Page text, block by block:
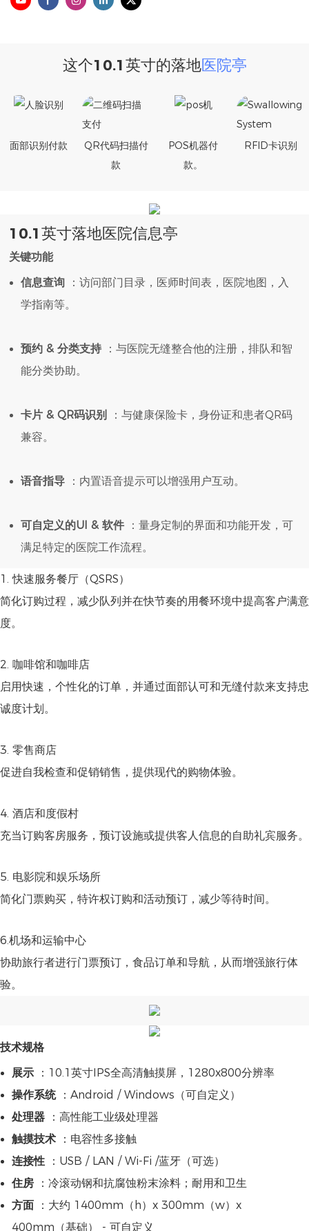
这个10.1英寸的落地医院亭
面部识别付款
QR代码扫描付
款
POS机器付
款。
RFID卡识别
10.1英寸落地医院信息亭
关键功能
信息查询
：访问部门目录，医师时间表，医院地图，入
学指南等。
预约 & 分类支持
：与医院无缝整合他的注册，排队和智
能分类协助。
卡片 & QR码识别
：与健康保险卡，身份证和患者QR码
兼容。
语音指导 ：内置语音提示可以增强用户互动。
可自定义的UI & 软件
：量身定制的界面和功能开发，可
满足特定的医院工作流程。
1. 快速服务餐厅（QSRS）
简化订购过程，减少队列并在快节奏的用餐环境中提高客户满意
度。
2. 咖啡馆和咖啡店
启用快速，个性化的订单，并通过面部认可和无缝付款来支持忠
诚度计划。
3. 零售商店
促进自我检查和促销销售，提供现代的购物体验。
4. 酒店和度假村
充当订购客房服务，预订设施或提供客人信息的自助礼宾服务。
5. 电影院和娱乐场所
简化门票购买，特许权订购和活动预订，减少等待时间。
6.机场和运输中心
协助旅行者进行门票预订，食品订单和导航，从而增强旅行体
验。
技术规格
展示
：10.1英寸IPS全高清触摸屏，1280x800分辨率
操作系统 ：Android / Windows（可自定义）
处理器
：高性能工业级处理器
触摸技术
：电容性多接触
连接性
：USB / LAN / Wi-Fi /蓝牙（可选）
住房
：冷滚动钢和抗腐蚀粉末涂料；耐用和卫生
方面
：大约 1400mm（h）x 300mm（w）x
400mm（基础） - 可自定义